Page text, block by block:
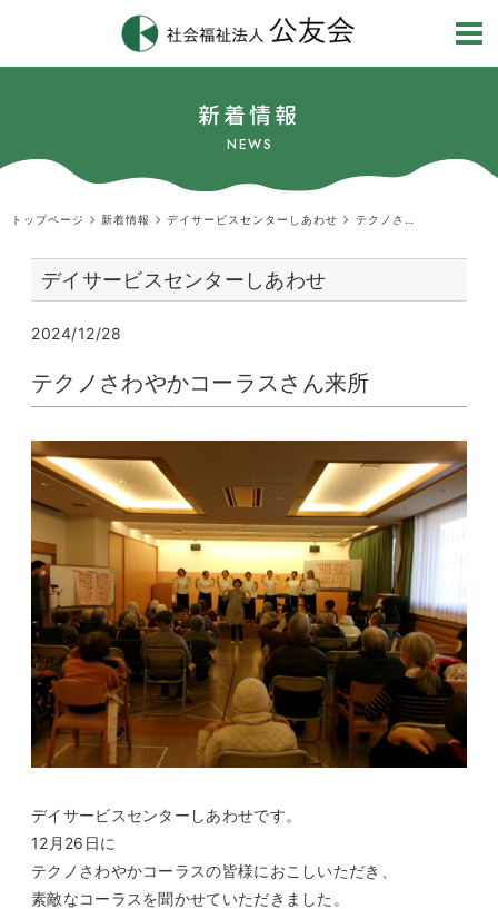
新着情報
NEWS
トップページ 新着情報 デイサービスセンターしあわせ
デイサービスセンターしあわせ
2024/12/28
テクノさわやかコーラスさん来所
デイサービスセンターしあわせです。
12月26日に
テクノさわやかコーラスの皆様におこしいただき、
素敵なコーラスを聞かせていただきました。